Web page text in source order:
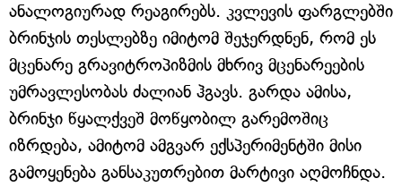
ანალოგიურად რეაგირებს. კვლევის ფარგლებში
ბრინჯის თესლებზე იმიტომ შეჯერდნენ, რომ ეს
მცენარე გრავიტროპიზმის მხრივ მცენარეების
უმრავლესობას ძალიან ჰგავს. გარდა ამისა,
ბრინჯი წყალქვეშ მოწყობილ გარემოშიც
იზრდება, ამიტომ ამგვარ ექსპერიმენტში მისი
გამოყენება განსაკუთრებით მარტივი აღმოჩნდა.